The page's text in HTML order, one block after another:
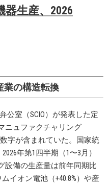
器生産、2026
業の構造転換
公室（SCIO）が発表した定
ニュファクチャリング
字が含まれていた。国家統
年第1四半期（1〜3月）
設備の生産量は前年同期比
イオン電池（+40.8%）や産